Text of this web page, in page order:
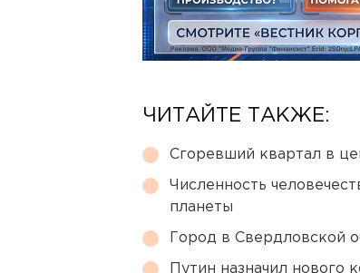
ЧИТАЙТЕ ТАКЖЕ:
Сгоревший квартал в
Численность
планеты
Город в Свердловской
Путин назначил